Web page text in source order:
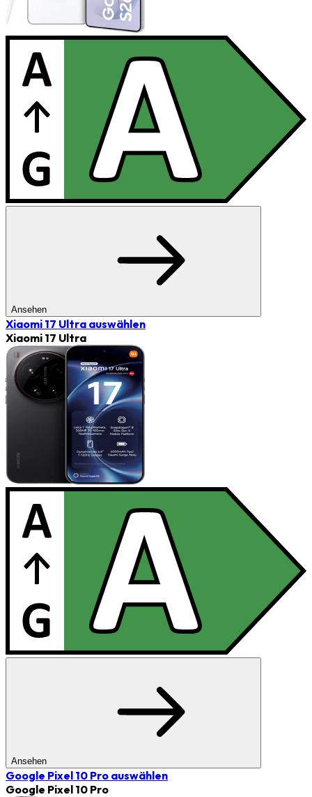
Ansehen
Xiaomi 17 Ultra auswählen
Xiaomi 17 Ultra
Ansehen
Google Pixel 10 Pro auswählen
Google Pixel 10 Pro